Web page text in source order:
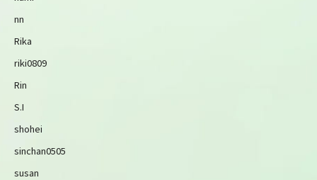
nn
Rika
riki0809
Rin
S.I
shohei
sinchan0505
susan